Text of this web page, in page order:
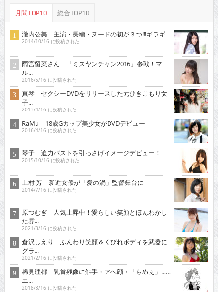
月間TOP10 総合TOP10
瀧内公美 主演・長編・ヌードの初が３つ!!!ギラギ...
2014/10/16 に投稿された
雨宮留菜さん 「ミスヤンチャン2016」参戦！マ
ル...
2016/5/16 に投稿された
真琴 セクシーDVDをリリースした元ひきこもり女
子...
2013/4/16 に投稿された
RaMu 18歳Gカップ美少女がDVDデビュー
2016/4/16 に投稿された
琴子 迫力バストを引っさげイメージデビュー！
2015/10/16 に投稿された
土村 芳 新進女優が「愛の渦」監督舞台に
2014/7/16 に投稿された
原つむぎ 人気上昇中！愛らしい笑顔とほんわかし
た雰...
2021/3/16 に投稿された
倉沢しえり ふんわり笑顔＆くびれボディを武器に
グラ...
2021/2/16 に投稿された
稀見理都 乳首残像に触手・アヘ顔・「らめぇ」……
エ...
2018/3/16 に投稿された